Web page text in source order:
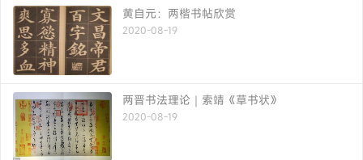
黄自元：两楷书帖欣赏
2020-08-19
两晋书法理论｜索靖《草书状》
2020-08-19